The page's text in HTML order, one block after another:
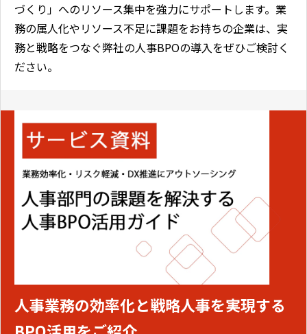
づくり」へのリソース集中を強力にサポートします。業
務の属人化やリソース不足に課題をお持ちの企業は、実
務と戦略をつなぐ弊社の人事BPOの導入をぜひご検討く
ださい。
人事業務の効率化と戦略人事を実現する